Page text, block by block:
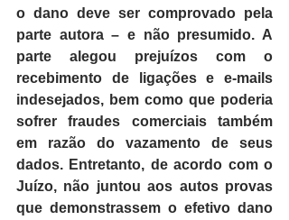
o dano deve ser comprovado pela
parte autora – e não presumido. A
parte alegou prejuízos com o
recebimento de ligações e e-mails
indesejados, bem como que poderia
sofrer fraudes comerciais também
em razão do vazamento de seus
dados. Entretanto, de acordo com o
Juízo, não juntou aos autos provas
que demonstrassem o efetivo dano